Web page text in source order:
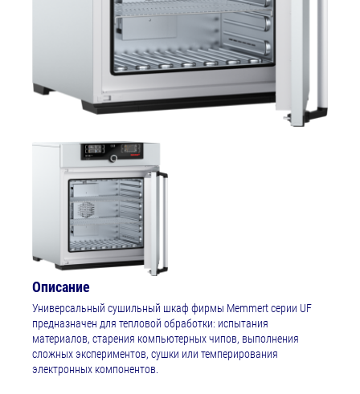
Описание
Универсальный сушильный шкаф фирмы Memmert серии UF
предназначен для тепловой обработки: испытания
материалов, старения компьютерных чипов, выполнения
сложных экспериментов, сушки или темперирования
электронных компонентов.